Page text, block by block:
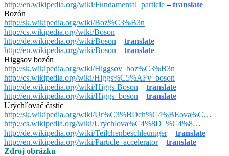
http://en.wikipedia.org/wiki/Fundamental_particle – translate
Bozón
http://sk.wikipedia.org/wiki/Boz%C3%B3n
http://cs.wikipedia.org/wiki/Boson
http://de.wikipedia.org/wiki/Boson – translate
http://en.wikipedia.org/wiki/Boson – translate
Higgsov bozón
http://sk.wikipedia.org/wiki/Higgsov_boz%C3%B3n
http://cs.wikipedia.org/wiki/Higgs%C5%AFv_boson
http://de.wikipedia.org/wiki/Higgs-Boson – translate
http://en.wikipedia.org/wiki/Higgs_boson – translate
Urýchľovač častíc
http://sk.wikipedia.org/wiki/Ur%C3%BDch%C4%BEova%C…
http://cs.wikipedia.org/wiki/Urychlova%C4%8D_%C4%8…
http://de.wikipedia.org/wiki/Teilchenbeschleuniger– translate
http://en.wikipedia.org/wiki/Particle_accelerator– translate
Zdroj obrázku